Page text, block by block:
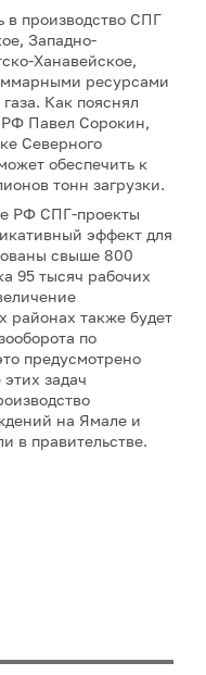
в производство СПГ
Западно-
Ханавейское,
ресурсами
Как пояснял
РФ Павел Сорокин,
Северного
обеспечить к
тонн загрузки.
РФ СПГ-проекты
эффект для
свыше 800
95 тысяч рабочих
районах также будет
по
предусмотрено
задач
на Ямале и
в правительстве.